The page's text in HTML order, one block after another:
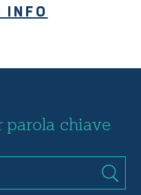
INFO
chiave